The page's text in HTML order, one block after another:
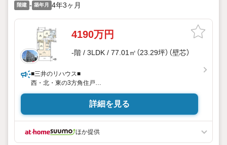
階建 - 築年月 4年3ヶ月
4190万円
-階 / 3LDK / 77.01㎡（23.29坪）（壁芯）
■三井のリハウス■
西・北・東の3方角住戸
LDKは約17.4帖の広さ
詳細を見る
ほか提供